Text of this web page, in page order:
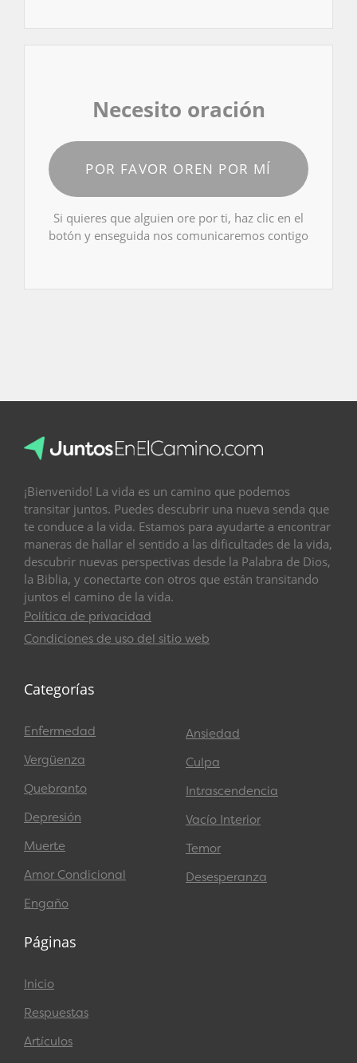
Necesito oración
POR FAVOR OREN POR MÍ
Si quieres que alguien ore por ti, haz clic en el
botón y enseguida nos comunicaremos contigo
¡Bienvenido! La vida es un camino que podemos
transitar juntos. Puedes descubrir una nueva senda que
te conduce a la vida. Estamos para ayudarte a encontrar
maneras de hallar el sentido a las dificultades de la vida,
descubrir nuevas perspectivas desde la Palabra de Dios,
la Biblia, y conectarte con otros que están transitando
juntos el camino de la vida.
Política de privacidad
Condiciones de uso del sitio web
Categorías
Enfermedad
Vergüenza
Quebranto
Depresión
Muerte
Amor Condicional
Engaño
Ansiedad
Culpa
Intrascendencia
Vacío Interior
Temor
Desesperanza
Páginas
Inicio
Respuestas
Artículos